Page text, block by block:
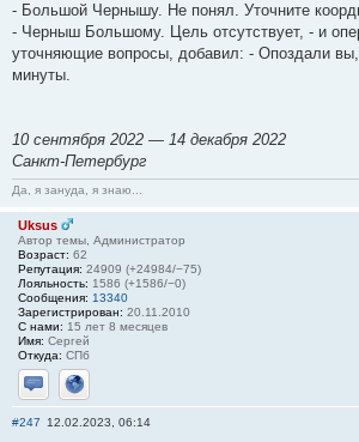
- Большой Чернышу. Не понял. Уточните
- Черныш Большому. Цель отсутствует, - и
уточняющие вопросы, добавил: - Опоздали
минуты.
10 сентября 2022 — 14 декабря 2022
Санкт-Петербург
Да, я зануда, я знаю...
Uksus
Автор темы, Администратор
Возраст: 62
Репутация: 24909 (+24984/−75)
Лояльность: 1586 (+1586/−0)
Сообщения: 13340
Зарегистрирован: 20.11.2010
С нами: 15 лет 8 месяцев
Имя: Сергей
Откуда: СПб
Отправить личное сообщение
Сайт
#247 12.02.2023, 06:14